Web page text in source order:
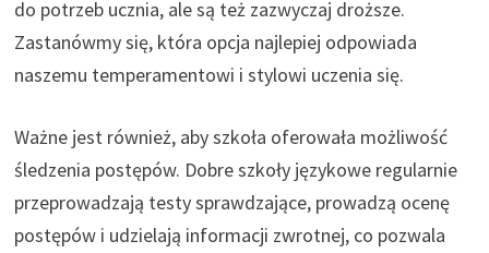
do potrzeb ucznia, ale są też zazwyczaj droższe.
Zastanówmy się, która opcja najlepiej odpowiada
naszemu temperamentowi i stylowi uczenia się.
Ważne jest również, aby szkoła oferowała możliwość
śledzenia postępów. Dobre szkoły językowe regularnie
przeprowadzają testy sprawdzające, prowadzą ocenę
postępów i udzielają informacji zwrotnej, co pozwala